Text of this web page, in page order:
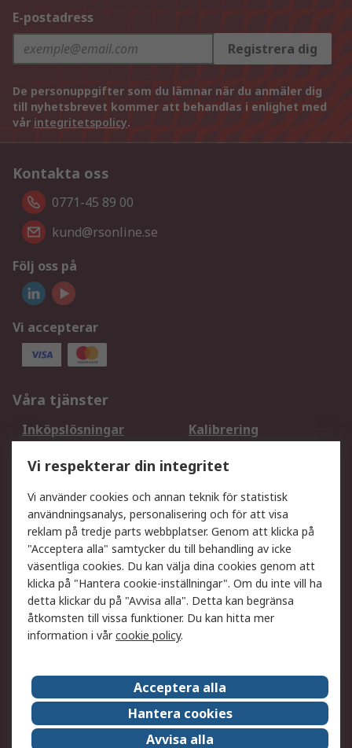
E-postadress
Registrera dig
De personuppgifter som du lämnar när du anmäler dig
till nyhetsbrevet kommer att behandlas i enlighet med
vår integritetspolicy.
Kontakta oss
0771-45 89 00
kund@rsonline.se
Följ oss på
Vi accepterar
Våra tjänster
Inköpslösningar
Kalibrering
DesignSpark
Teknisk Support
Ditt lokala säljteam
Exportlösningar
Support
Få hjälp
Retur av varor
Leverans
Spåra din order
Begär en fakturakopi
Fördelar med RS-konto
Betalningsalternativ
Om RS
Försäljningsvillkor
Det juridiska
Press Centre
Jobba hos RS
ESG
Vi respekterar din integritet
Vi använder cookies och annan teknik för statistisk
användningsanalys, personalisering och för att visa
reklam på tredje parts webbplatser. Genom att klicka på
"Acceptera alla" samtycker du till behandling av icke
väsentliga cookies. Du kan välja dina cookies genom att
klicka på "Hantera cookie-inställningar". Om du inte vill ha
detta klickar du på "Avvisa alla". Detta kan begränsa
åtkomsten till vissa funktioner. Du kan hitta mer
information i vårcookie policy.
Acceptera alla
Hantera cookies
Avvisa alla